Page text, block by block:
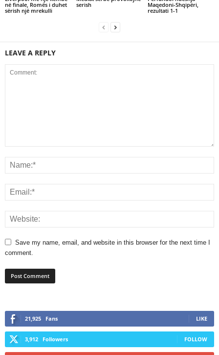
në finale, Romës i duhet
sërish një mrekulli
serish
Maqedoni-Shqipëri,
rezultati 1-1
LEAVE A REPLY
Save my name, email, and website in this browser for the next time I
comment.
21,925 Fans LIKE
3,912 Followers FOLLOW